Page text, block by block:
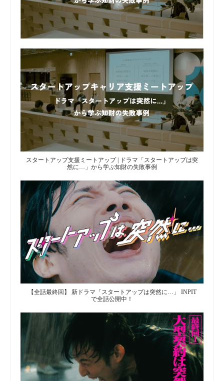
スタートアップ支援ミートアップ | ドラマ「スタートアップは突
然に…」から学ぶ知財の失敗事例
【全話最終回】 新ドラマ「スタートアップは突然に…」 INPIT
で全話公開中！